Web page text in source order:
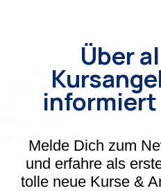
deinen
eine
einen
Über
Melde Dich zum
und erfahre als
tolle neue Kurse &